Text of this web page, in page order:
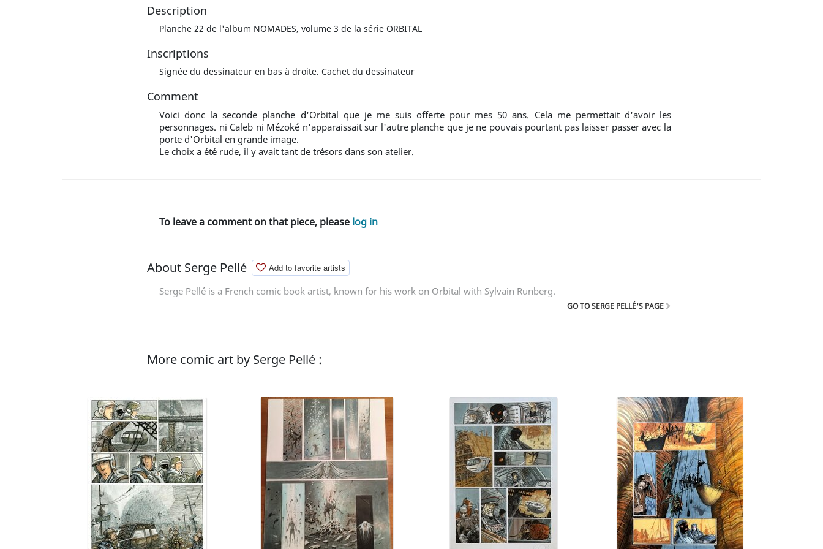
Description
Planche 22 de l'album NOMADES, volume 3 de la série ORBITAL
Inscriptions
Signée du dessinateur en bas à droite. Cachet du dessinateur
Comment
Voici donc la seconde planche d'Orbital que je me suis offerte pour mes 50 ans. Cela me permettait d'avoir les
personnages. ni Caleb ni Mézoké n'apparaissait sur l'autre planche que je ne pouvais pourtant pas laisser passer avec la
porte d'Orbital en grande image.
Le choix a été rude, il y avait tant de trésors dans son atelier.
To leave a comment on that piece, please log in
About Serge Pellé Add to favorite artists
Serge Pellé is a French comic book artist, known for his work on Orbital with Sylvain Runberg.
GO TO SERGE PELLÉ'S PAGE
More comic art by Serge Pellé :